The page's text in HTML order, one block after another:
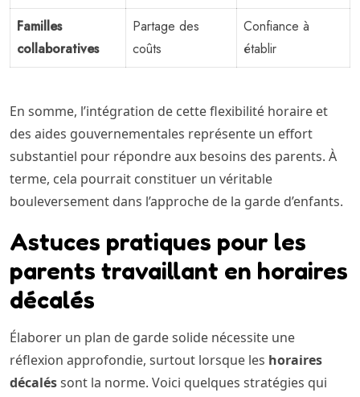
Familles
collaboratives
Partage des
coûts
Confiance à
établir
En somme, l’intégration de cette flexibilité horaire et
des aides gouvernementales représente un effort
substantiel pour répondre aux besoins des parents. À
terme, cela pourrait constituer un véritable
bouleversement dans l’approche de la garde d’enfants.
Astuces pratiques pour les
parents travaillant en horaires
décalés
Élaborer un plan de garde solide nécessite une
réflexion approfondie, surtout lorsque les horaires
décaléssont la norme. Voici quelques stratégies qui